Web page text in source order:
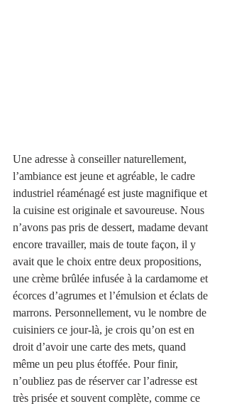
Une adresse à conseiller naturellement,
l’ambiance est jeune et agréable, le cadre
industriel réaménagé est juste magnifique et
la cuisine est originale et savoureuse. Nous
n’avons pas pris de dessert, madame devant
encore travailler, mais de toute façon, il y
avait que le choix entre deux propositions,
une crème brûlée infusée à la cardamome et
écorces d’agrumes et l’émulsion et éclats de
marrons. Personnellement, vu le nombre de
cuisiniers ce jour-là, je crois qu’on est en
droit d’avoir une carte des mets, quand
même un peu plus étoffée. Pour finir,
n’oubliez pas de réserver car l’adresse est
très prisée et souvent complète, comme ce